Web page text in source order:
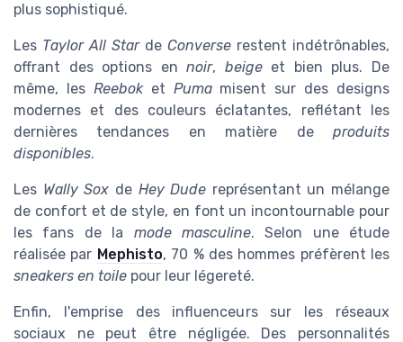
plus sophistiqué.
Les Taylor All Starde Converse restent indétrônables,
offrant des options ennoir, beigeet bien plus. De
même, les Reeboket Pumamisent sur des designs
modernes et des couleurs éclatantes, reflétant les
dernières tendances en matière de produits
disponibles.
Les Wally Sox de Hey Dude représentant un mélange
de confort et de style, en font un incontournable pour
les fans de la mode masculine. Selon une étude
réalisée par Mephisto, 70 % des hommes préfèrent les
sneakers en toile pour leur légereté.
Enfin, l'emprise des influenceurs sur les réseaux
sociaux ne peut être négligée. Des personnalités